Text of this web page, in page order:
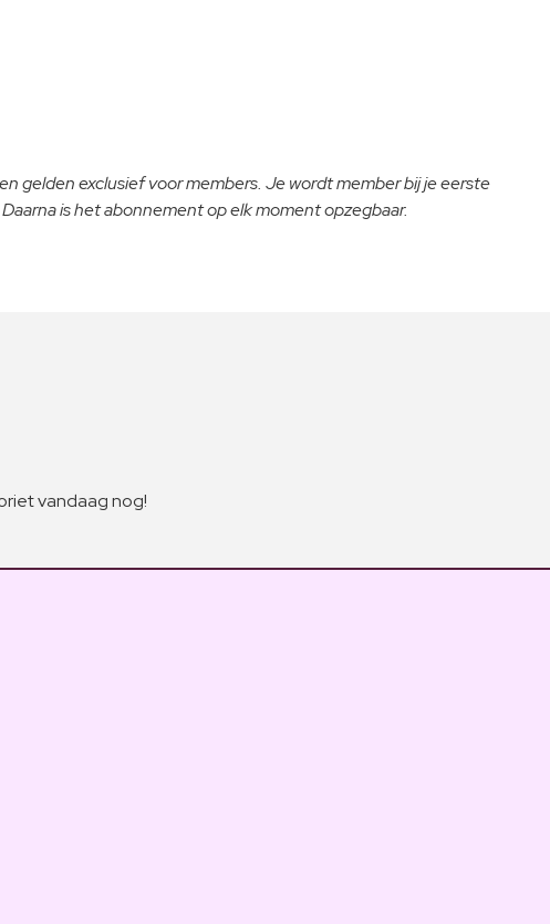
gelden exclusief voor members. Je wordt member bij je eerste
is het abonnement op elk moment opzegbaar.
vandaag nog!